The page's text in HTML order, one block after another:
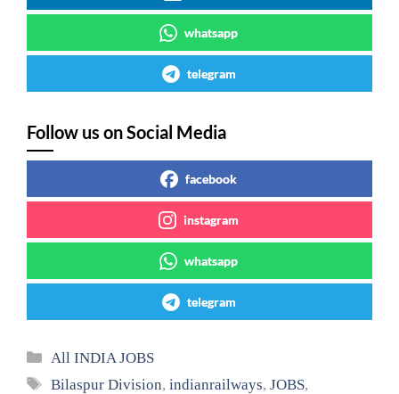
whatsapp
telegram
Follow us on Social Media
facebook
instagram
whatsapp
telegram
Categories
All INDIA JOBS
Tags
Bilaspur Division,indianrailways,JOBS,